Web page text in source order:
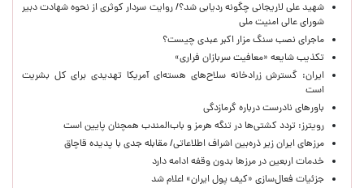
شهید علی لاریجانی چگونه ردیابی شد؟/ روایت سردار کوثری از نحوه شهادت دبیر
شورای عالی امنیت ملی
ماجرای نصب سنگ مزار اکبر عبدی چیست؟
تکذیب شایعه «معافیت سربازان فراری»
ایران: گسترش زرادخانه سلاح‌های هسته‌ای آمریکا تهدیدی برای کل بشریت
است
باورهای نادرست درباره گرمازدگی
رویترز: تردد کشتی‌ها در تنگه هرمز و باب‌المندب همچنان پایین است
مرزهای ایران زیر ذره‌بین اشراف اطلاعاتی/ مقابله جدی با پدیده قاچاق
خدمات اربعین در مرزها بدون وقفه ادامه دارد
جزئیات فعال‌سازی «کیف پول ایران» اعلام شد